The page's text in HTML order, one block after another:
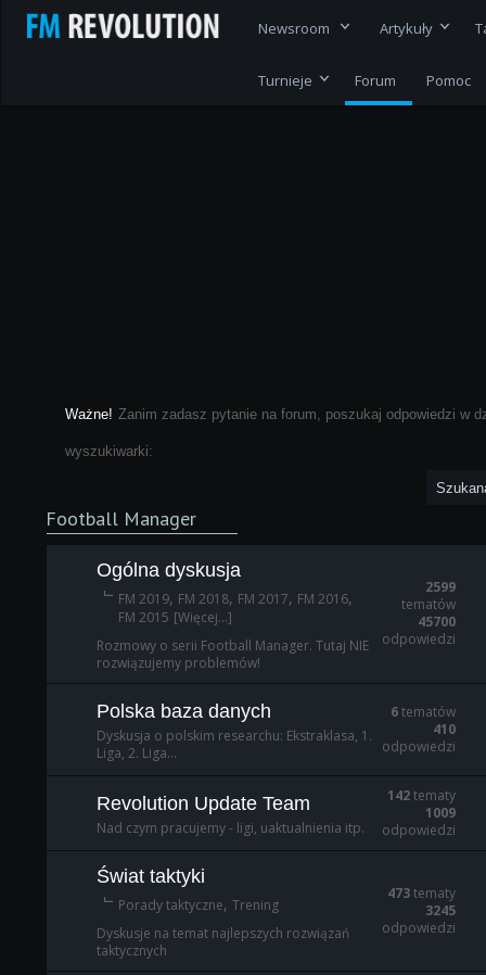
Newsroom Artykuły
Turnieje Forum Pomoc
Ważne! Zanim zadasz pytanie na forum, poszukaj odpowiedzi w
wyszukiwarki:
Football Manager
Ogólna dyskusja
FM 2019, FM 2018, FM 2017, FM 2016,
FM 2015 [Więcej...]
Rozmowy o serii Football Manager. Tutaj NIE
rozwiązujemy problemów!
2599
tematów
45700
odpowiedzi
Polska baza danych
Dyskusja o polskim researchu: Ekstraklasa, 1.
Liga, 2. Liga...
6tematów
410
odpowiedzi
Revolution Update Team
Nad czym pracujemy - ligi, uaktualnienia itp.
142tematy
1009
odpowiedzi
Świat taktyki
Porady taktyczne,Trening
Dyskusje na temat najlepszych rozwiązań
taktycznych
473tematy
3245
odpowiedzi